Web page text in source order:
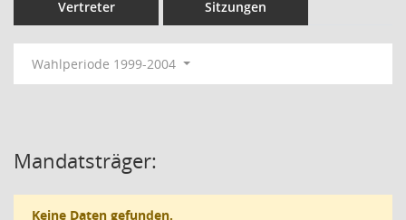
Vertreter Sitzungen
Wahlperiode 1999-2004
Mandatsträger:
Keine Daten gefunden.